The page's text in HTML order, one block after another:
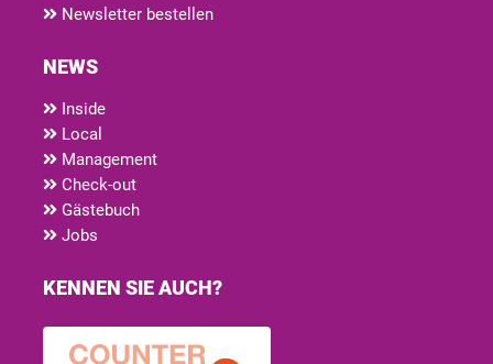
Newsletter bestellen
NEWS
Inside
Local
Management
Check-out
Gästebuch
Jobs
KENNEN SIE AUCH?